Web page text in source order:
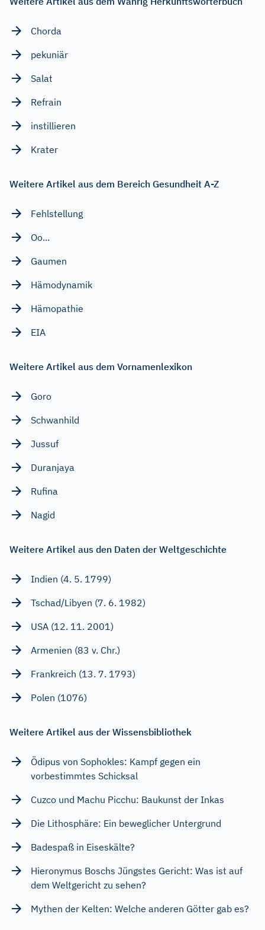
Chorda
pekuniär
Salat
Refrain
instillieren
Krater
Weitere Artikel aus dem Bereich Gesundheit A-Z
Fehlstellung
Oo...
Gaumen
Hämodynamik
Hämopathie
EIA
Weitere Artikel aus dem Vornamenlexikon
Goro
Schwanhild
Jussuf
Duranjaya
Rufina
Nagid
Weitere Artikel aus den Daten der Weltgeschichte
Indien (4. 5. 1799)
Tschad/Libyen (7. 6. 1982)
USA (12. 11. 2001)
Armenien (83 v. Chr.)
Frankreich (13. 7. 1793)
Polen (1076)
Weitere Artikel aus der Wissensbibliothek
Ödipus von Sophokles: Kampf gegen ein
vorbestimmtes Schicksal
Cuzco und Machu Picchu: Baukunst der Inkas
Die Lithosphäre: Ein beweglicher Untergrund
Badespaß in Eiseskälte?
Hieronymus Boschs Jüngstes Gericht: Was ist auf
dem Weltgericht zu sehen?
Mythen der Kelten: Welche anderen Götter gab es?